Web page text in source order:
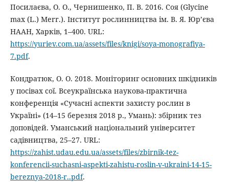
Посилаєва, О. О., Чернишенко, П. В. 2016. Соя (Glycine
max (L.) Merr.). Інститут рослинництва ім. В. Я. Юр’єва
НААН, Харків, 1–400. URL:
https://yuriev.com.ua/assets/files/knigi/soya-monografiya-
7.pdf.
Кондратюк, О. О. 2018. Моніторинг основних шкідників
у посівах сої. Всеукраїнська наукова-практична
конференція «Сучасні аспекти захисту рослин в
Україні» (14–15 березня 2018 р., Умань): збірник тез
доповідей. Уманський національний університет
садівництва, 25–27. URL:
https://zahist.udau.edu.ua/assets/files/zbirnik-tez-
konferencii-suchasni-aspekti-zahistu-roslin-v-ukraini-14-15-
bereznya-2018-r..pdf.